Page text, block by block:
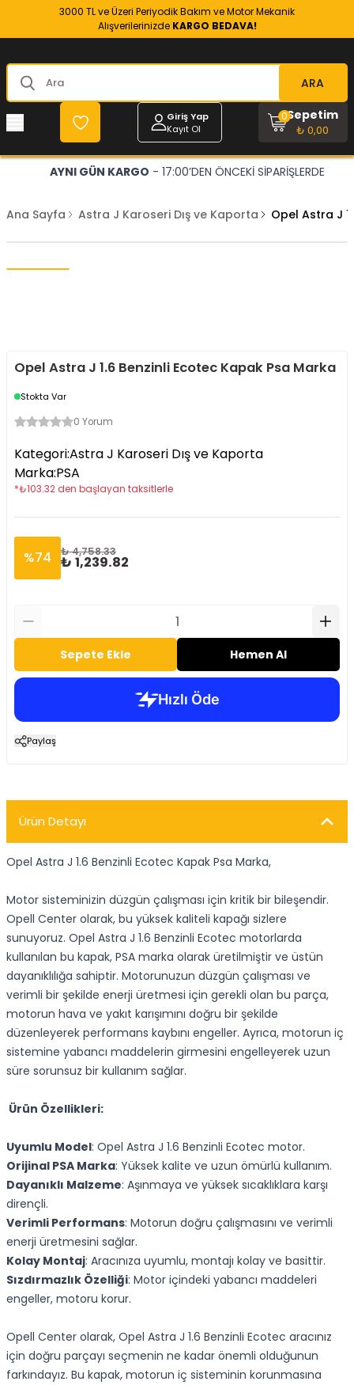
3000 TL ve Üzeri Periyodik Bakım ve Motor Mekanik
Alışverilerinizde KARGO BEDAVA!
ARA
Giriş Yap
Kayıt Ol
Sepetim
₺ 0,00
0
AYNI GÜN KARGO - 17:00’DEN ÖNCEKİ SİPARİŞLERDE
Ana Sayfa Astra J Karoseri Dış ve Kaporta Opel Astra J
Opel Astra J 1.6 Benzinli Ecotec Kapak Psa Marka
Stokta Var
0 Yorum
Kategori:Astra J Karoseri Dış ve Kaporta
Marka:PSA
*₺103.32 den başlayan taksitlerle
%74 ₺ 4,758.33
₺ 1,239.82
Sepete Ekle Hemen Al
Paylaş
Ürün Detayı
Opel Astra J 1.6 Benzinli Ecotec Kapak Psa Marka,
Motor sisteminizin düzgün çalışması için kritik bir bileşendir.
Opell Center olarak, bu yüksek kaliteli kapağı sizlere
sunuyoruz. Opel Astra J 1.6 Benzinli Ecotec motorlarda
kullanılan bu kapak, PSA marka olarak üretilmiştir ve üstün
dayanıklılığa sahiptir. Motorunuzun düzgün çalışması ve
verimli bir şekilde enerji üretmesi için gerekli olan bu parça,
motorun hava ve yakıt karışımını doğru bir şekilde
düzenleyerek performans kaybını engeller. Ayrıca, motorun iç
sistemine yabancı maddelerin girmesini engelleyerek uzun
süre sorunsuz bir kullanım sağlar.
Ürün Özellikleri:
Uyumlu Model: Opel Astra J 1.6 Benzinli Ecotec motor.
Orijinal PSA Marka: Yüksek kalite ve uzun ömürlü kullanım.
Dayanıklı Malzeme: Aşınmaya ve yüksek sıcaklıklara karşı
dirençli.
Verimli Performans: Motorun doğru çalışmasını ve verimli
enerji üretmesini sağlar.
Kolay Montaj: Aracınıza uyumlu, montajı kolay ve basittir.
Sızdırmazlık Özelliği: Motor içindeki yabancı maddeleri
engeller, motoru korur.
Opell Center olarak, Opel Astra J 1.6 Benzinli Ecotec aracınız
için doğru parçayı seçmenin ne kadar önemli olduğunun
farkındayız. Bu kapak, motorun iç sisteminin korunmasına